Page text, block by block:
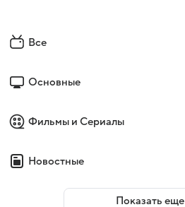
Все
Основные
Фильмы и Сериалы
Новостные
Показать еще